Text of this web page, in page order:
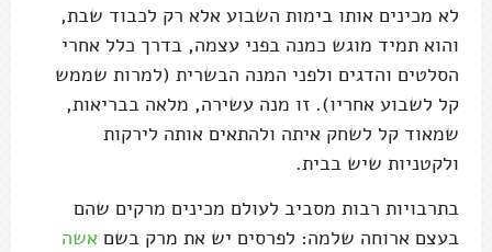
לא מכינים אותו בימות השבוע אלא רק לכבוד שבת,
והוא תמיד מוגש כמנה בפני עצמה, בדרך כלל אחרי
הסלטים והדגים ולפני המנה הבשרית (למרות שממש
קל לשבוע אחריו). זו מנה עשירה, מלאה בבריאות,
שמאוד קל לשחק איתה ולהתאים אותה לירקות
ולקטניות שיש בבית.
בתרבויות רבות מסביב לעולם מכינים מרקים שהם
בעצם ארוחה שלמה: לפרסים יש את מרק בשם אשה